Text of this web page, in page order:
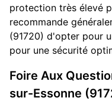
protection très élevé
recommande
(91720) d'opter pour
pour une sécurité
Foire Aux
sur-Essonne